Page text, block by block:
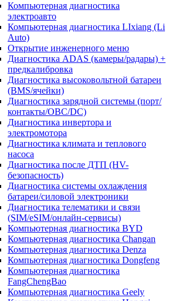
Компьютерная диагностика
электроавто
Компьютерная диагностика LIxiang (Li
Auto)
Открытие инженерного меню
Диагностика ADAS (камеры/радары) +
предкалибровка
Диагностика высоковольтной батареи
(BMS/ячейки)
Диагностика зарядной системы (порт/
контакты/OBC/DC)
Диагностика инвертора и
электромотора
Диагностика климата и теплового
насоса
Диагностика после ДТП (HV-
безопасность)
Диагностика системы охлаждения
батареи/силовой электроники
Диагностика телематики и связи
(SIM/eSIM/онлайн-сервисы)
Компьютерная диагностика BYD
Компьютерная диагностика Changan
Компьютерная диагностика Denza
Компьютерная диагностика Dongfeng
Компьютерная диагностика
FangChengBao
Компьютерная диагностика Geely